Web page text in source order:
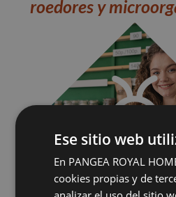
roedores y
Ese sitio web
En PANGEA ROYAL
cookies propias y de